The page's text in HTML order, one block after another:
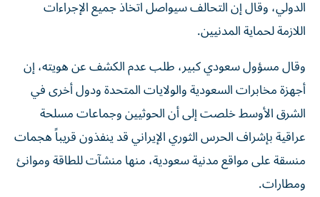
الدولي، وقال إن التحالف سيواصل اتخاذ جميع الإجراءات
اللازمة لحماية المدنيين.
وقال مسؤول ​سعودي كبير، طلب عدم الكشف عن هويته، إن
أجهزة مخابرات السعودية والولايات المتحدة ودول أخرى في
الشرق الأوسط خلصت إلى أن الحوثيين وجماعات مسلحة
عراقية بإشراف الحرس الثوري الإيراني قد ينفذون قريباً هجمات
منسقة على مواقع مدنية سعودية، منها منشآت للطاقة وموانئ
ومطارات.